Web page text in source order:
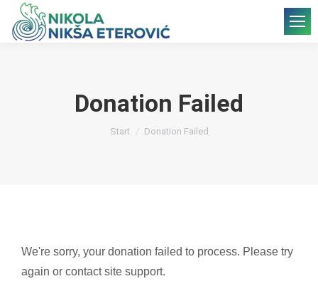
Donation Failed
Sie befinden sich hier:
Start Donation Failed
We're sorry, your donation failed to process. Please try
again or contact site support.